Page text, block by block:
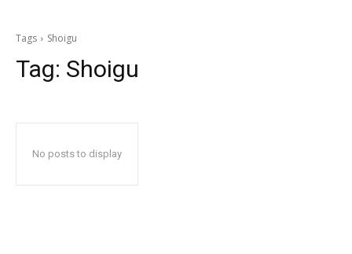
Tags Shoigu
Tag: Shoigu
No posts to display